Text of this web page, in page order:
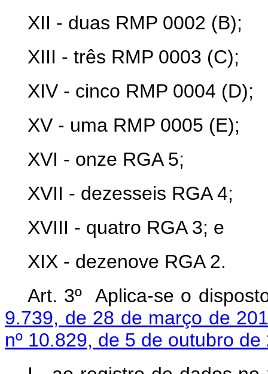
XII - duas RMP 0002 (B);
XIII - três RMP 0003 (C);
XIV - cinco RMP 0004 (D);
XV - uma RMP 0005 (E);
XVI - onze RGA 5;
XVII - dezesseis RGA 4;
XVIII - quatro RGA 3; e
XIX - dezenove RGA 2.
Art. 3º Aplica-se o
9.739, de 28 de março de
nº 10.829, de 5 de outubro de